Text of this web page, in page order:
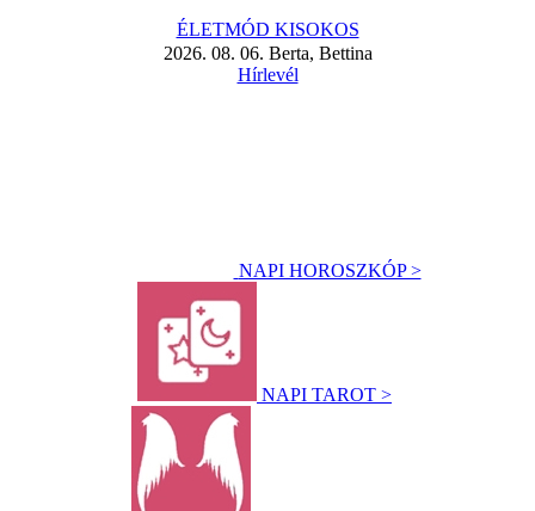
ÉLETMÓD KISOKOS
2026. 08. 06. Berta, Bettina
Hírlevél
NAPI HOROSZKÓP >
NAPI TAROT >